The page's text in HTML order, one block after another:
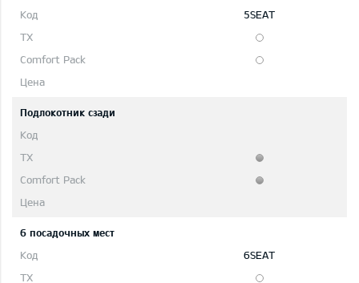
5SEAT
Подлокотник сзади
6 посадочных мест
6SEAT